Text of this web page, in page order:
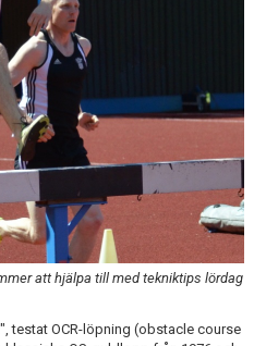
att hjälpa till med tekniktips lördag
testat OCR-löpning (obstacle course